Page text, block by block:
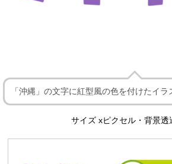
「沖縄」の文字に紅型風の色を付けたイラ
サイズ xピクセル・背景透